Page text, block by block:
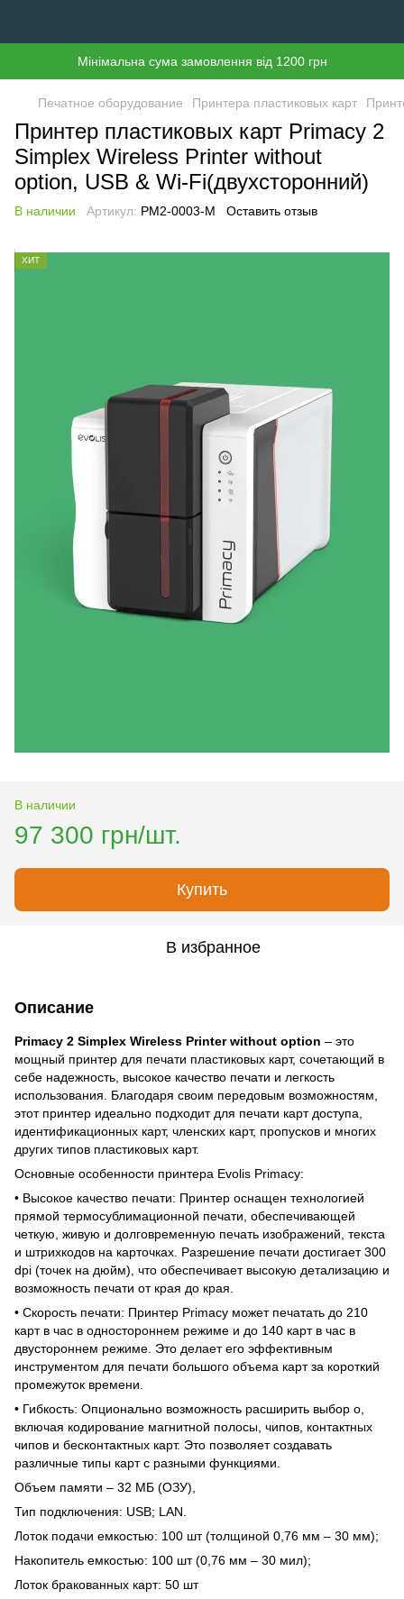
Мінімальна сума замовлення від 1200 грн
Печатное оборудование Принтера пластиковых карт
Принтер пластиковых карт Primacy 2
Simplex Wireless Printer without
option, USB & Wi-Fi(двухсторонний)
В наличии Артикул: PM2-0003-M Оставить отзыв
ХИТ
В наличии
97 300 грн/шт.
Купить
В избранное
Описание
Primacy 2 Simplex Wireless Printer without option – это
мощный принтер для печати пластиковых карт, сочетающий в
себе надежность, высокое качество печати и легкость
использования. Благодаря своим передовым возможностям,
этот принтер идеально подходит для печати карт доступа,
идентификационных карт, членских карт, пропусков и многих
других типов пластиковых карт.
Основные особенности принтера Evolis Primacy:
• Высокое качество печати: Принтер оснащен технологией
прямой термосублимационной печати, обеспечивающей
четкую, живую и долговременную печать изображений, текста
и штрихкодов на карточках. Разрешение печати достигает 300
dpi (точек на дюйм), что обеспечивает высокую детализацию и
возможность печати от края до края.
• Скорость печати: Принтер Primacy может печатать до 210
карт в час в одностороннем режиме и до 140 карт в час в
двустороннем режиме. Это делает его эффективным
инструментом для печати большого объема карт за короткий
промежуток времени.
• Гибкость: Опционально возможность расширить выбор о,
включая кодирование магнитной полосы, чипов, контактных
чипов и бесконтактных карт. Это позволяет создавать
различные типы карт с разными функциями.
Объем памяти – 32 МБ (ОЗУ),
Тип подключения: USB; LAN.
Лоток подачи емкостью: 100 шт (толщиной 0,76 мм – 30 мм);
Накопитель емкостью: 100 шт (0,76 мм – 30 мил);
Лоток бракованных карт: 50 шт